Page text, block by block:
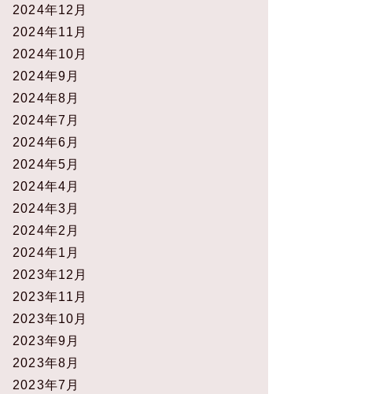
2024年12月
2024年11月
2024年10月
2024年9月
2024年8月
2024年7月
2024年6月
2024年5月
2024年4月
2024年3月
2024年2月
2024年1月
2023年12月
2023年11月
2023年10月
2023年9月
2023年8月
2023年7月